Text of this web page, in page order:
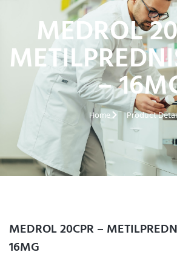
MEDROL
–
Home Product
MEDROL 20CPR –
16MG